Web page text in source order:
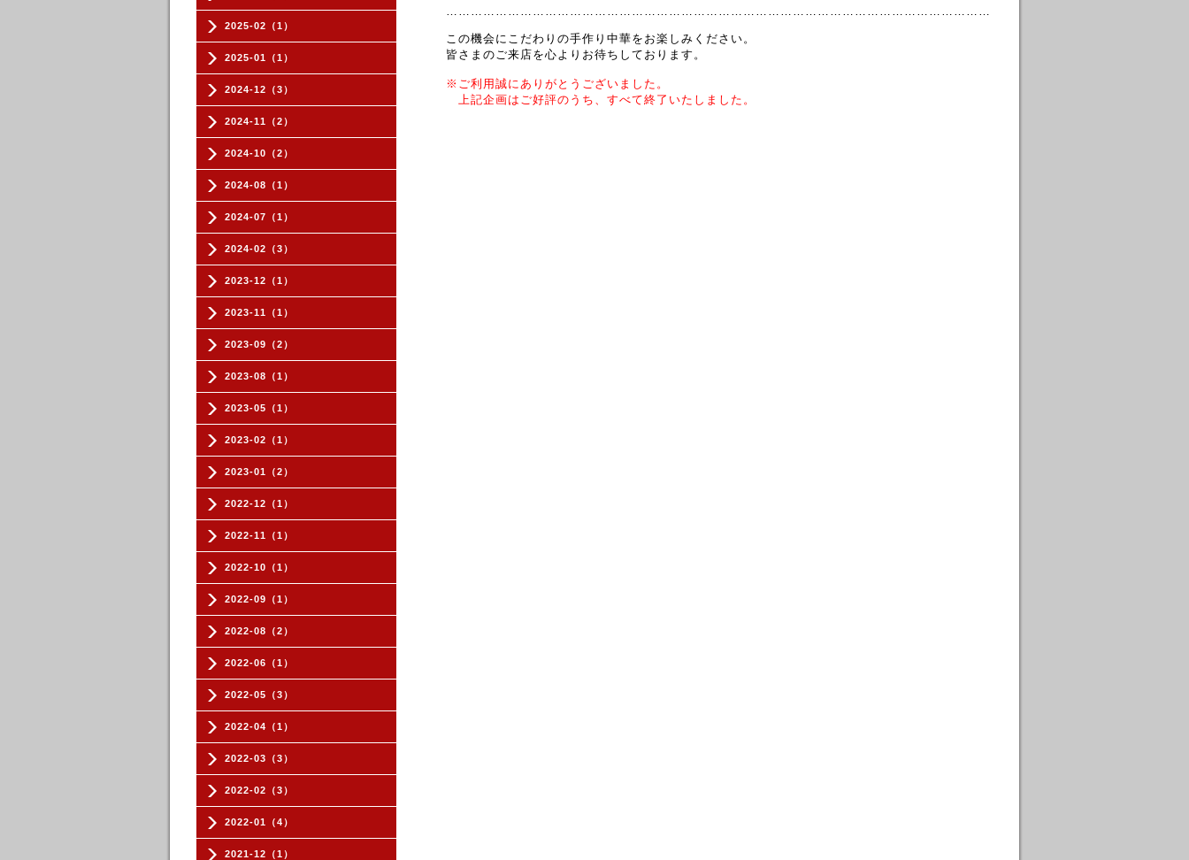
2025-02（1）
2025-01（1）
2024-12（3）
2024-11（2）
2024-10（2）
2024-08（1）
2024-07（1）
2024-02（3）
2023-12（1）
2023-11（1）
2023-09（2）
2023-08（1）
2023-05（1）
2023-02（1）
2023-01（2）
2022-12（1）
2022-11（1）
2022-10（1）
2022-09（1）
2022-08（2）
2022-06（1）
2022-05（3）
2022-04（1）
2022-03（3）
2022-02（3）
2022-01（4）
2021-12（1）
……………………………………………………………………………………………………………………
この機会にこだわりの手作り中華を お楽しみください。
皆さまのご来店を心よりお待ちしております。
※ご利用誠にありがとうございました。
上記企画はご好評のうち、すべて終了いたしました。